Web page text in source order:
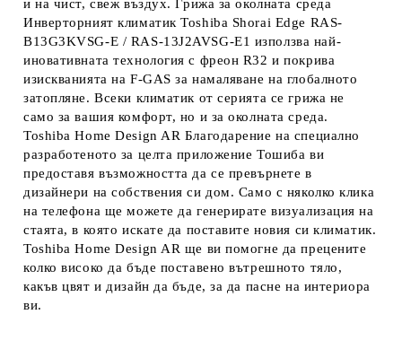
и на чист, свеж въздух. Грижа за околната среда
Инверторният климатик Toshiba Shorai Edge RAS-
B13G3KVSG-E / RAS-13J2AVSG-E1 използва най-
иновативната технология с фреон R32 и покрива
изискванията на F-GAS за намаляване на глобалното
затопляне. Всеки климатик от серията се грижа не
само за вашия комфорт, но и за околната среда.
Toshiba Home Design AR Благодарение на специално
разработеното за целта приложение Тошиба ви
предоставя възможността да се превърнете в
дизайнери на собствения си дом. Само с няколко клика
на телефона ще можете да генерирате визуализация на
стаята, в която искате да поставите новия си климатик.
Toshiba Home Design AR ще ви помогне да прецените
колко високо да бъде поставено вътрешното тяло,
какъв цвят и дизайн да бъде, за да пасне на интериора
ви.